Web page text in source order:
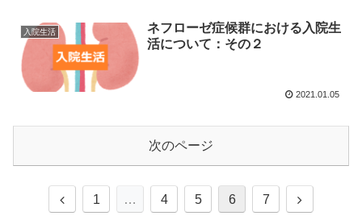
入院生活
ネフローゼ症候群における入院生
活について：その２
2021.01.05
次のページ
1 … 4 5 6 7